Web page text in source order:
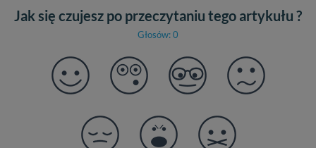
Jak się czujesz po przeczytaniu tego artykułu ?
Głosów: 0